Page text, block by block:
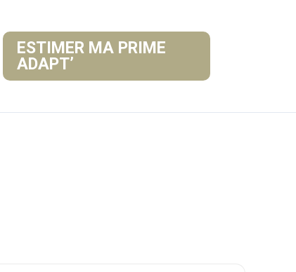
ESTIMER MA PRIME
ADAPT’